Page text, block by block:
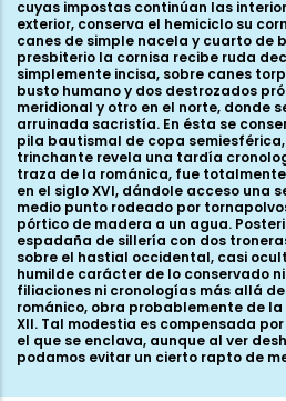
cuyas impostas continúan las
exterior, conserva el hemiciclo su
canes de simple nacela y cuarto de
presbiterio la cornisa recibe ruda
simplemente incisa, sobre canes
busto humano y dos destrozados
meridional y otro en el norte, donde
arruinada sacristía. En ésta se
pila bautismal de copa
trinchante revela una tardía
traza de la románica, fue
en el siglo XVI, dándole acceso una
medio punto rodeado por
pórtico de madera a un agua.
espadaña de sillería con dos
sobre el hastial occidental, casi
humilde carácter de lo conservado
filiaciones ni cronologías más allá
románico, obra probablemente de
XII. Tal modestia es compensada
el que se enclava, aunque al ver
podamos evitar un cierto rapto de